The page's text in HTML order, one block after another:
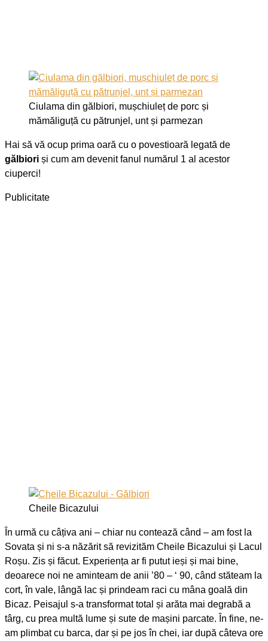
Ciulama din gălbiori, mușchiuleț de porc și
mămăliguță cu pătrunjel, unt și parmezan
Hai să vă ocup prima oară cu o povestioară legată de
gălbiori și cum am devenit fanul numărul 1 al acestor
ciuperci!
Publicitate
Cheile Bicazului
În urmă cu câțiva ani – chiar nu contează când – am fost la
Sovata și ni s-a năzărit să revizităm Cheile Bicazului și Lacul
Roșu. Zis și făcut. Experiența ar fi putut ieși și mai bine,
deoarece noi ne aminteam de anii ’80 – ‘ 90, când stăteam la
cort, în vale, lângă lac și prindeam raci cu mâna goală din
Bicaz. Peisajul s-a transformat total și arăta mai degrabă a
târg, cu prea multă lume și sute de mașini parcate. În fine, ne-
am plimbat cu barca, dar și pe jos în chei, iar după câteva ore